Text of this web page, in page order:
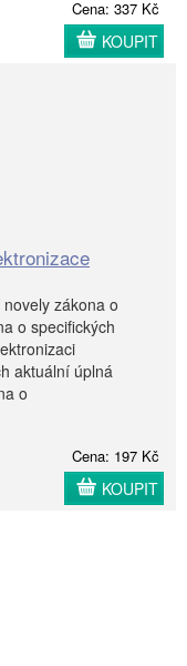
Cena: 337 Kč
KOUPIT
zákona o
o specifických
aktuální úplná
o
Cena: 197 Kč
KOUPIT